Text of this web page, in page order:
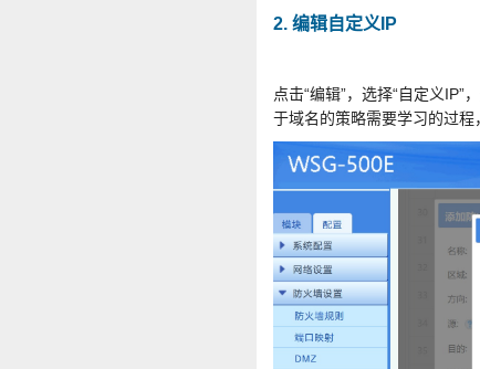
2. 编辑自定义IP
点击“编辑”，选择“自定义
于域名的策略需要学习的过程